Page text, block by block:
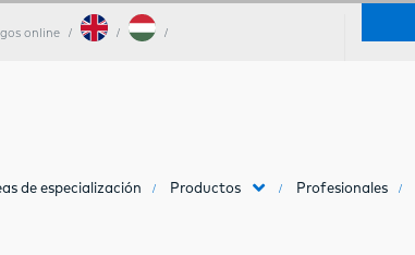
online
de especialización Productos Profesionales